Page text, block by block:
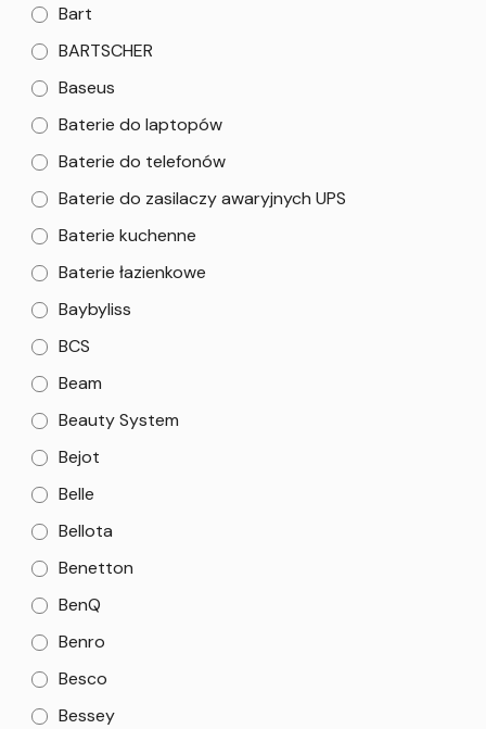
Bart
BARTSCHER
Baseus
Baterie do laptopów
Baterie do telefonów
Baterie do zasilaczy awaryjnych UPS
Baterie kuchenne
Baterie łazienkowe
Baybyliss
BCS
Beam
Beauty System
Bejot
Belle
Bellota
Benetton
BenQ
Benro
Besco
Bessey